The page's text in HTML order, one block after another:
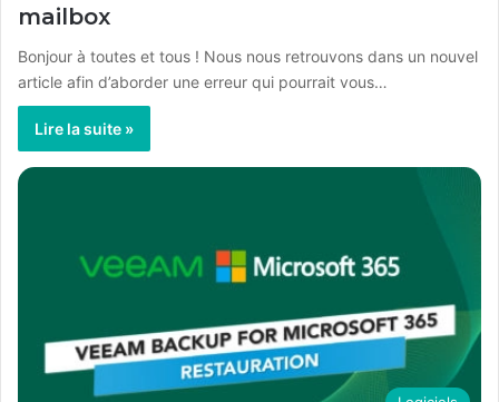
mailbox
Bonjour à toutes et tous ! Nous nous retrouvons dans un nouvel
article afin d’aborder une erreur qui pourrait vous…
Lire la suite »